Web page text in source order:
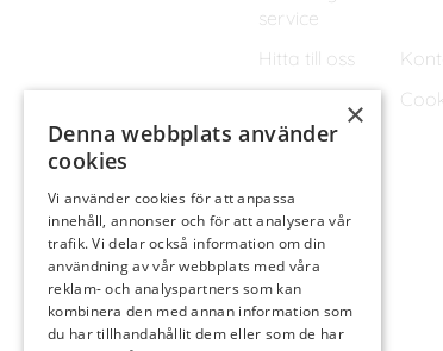
service
Hitta till oss
×
Denna webbplats använder
cookies
Vi använder cookies för att anpassa
innehåll, annonser och för att analysera vår
trafik. Vi delar också information om din
användning av vår webbplats med våra
reklam- och analyspartners som kan
kombinera den med annan information som
du har tillhandahållit dem eller som de har